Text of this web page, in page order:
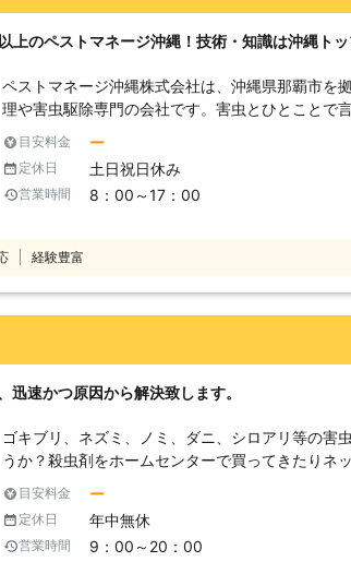
上のペストマネージ沖縄！技術・知識は沖縄ト
ペストマネージ沖縄株式会社は、沖縄県那覇市を
理や害虫駆除専門の会社です。害虫とひとことで
るものから屋外で活動するものまでさまざまです
るのは、私たちの生活に多くの被害を与えます。
心ですので、まずは当店の無料調査をご利用ください。 【当店の害
の例】 ・ゴキブリ ・シロアリ防除 ・蜂の巣（ミ
（ハエ等）など これらの害虫にお困りのときにはご相談ください。害虫駆
除はゴキブリだけではなく、多岐にわたり承って
前に当店の害虫駆除サービスをご利用することをおす
による健康被害は重篤化するおそれがあります ハ
が必要です。 近年では国内でトコジラミの発生が問題になっています。ト
コジラミに噛まれると強烈な痒みを伴います。殺
タイトコジラミは薬剤では対処できないため、自
す。当店ではそのような種類に対し、熱殺虫施工
けたときには早急に手を打つことで、被害を抑え
す。 ●害虫は大切な家や家財を傷めてしまうかもしれません 害虫は衛生面
での問題がありますが、それだけでなく大切な住
それがあります。繁殖してしまうと手を打つのが
て被害が拡大してしまうのです。 当店では、薬剤の使用や毒剤の設置な
目安料金 ー
定休日 土日祝日休み
営業時間 8：00～17：00
経験豊富
速かつ原因から解決致します。
ゴキブリ、ネズミ、ノミ、ダニ、シロアリ等の害
うか？殺虫剤をホームセンターで買ってきたりネ
してみても効果がない、そんなことも多いのでは
分達で駆除しようと思っても意外と難しいもので
むと高いから、と不安に感じている方も多いと思
自身で殺虫剤を購入したりしていると逆に費用が
目安料金 ー
定休日 年中無休
営業時間 9：00～20：00